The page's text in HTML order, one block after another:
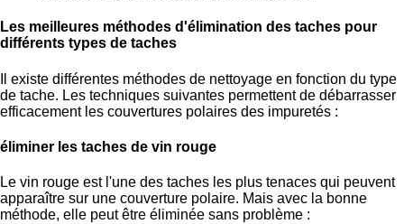
Les meilleures méthodes d'élimination des taches pour
différents types de taches
Il existe différentes méthodes de nettoyage en fonction du type
de tache. Les techniques suivantes permettent de débarrasser
efficacement les couvertures polaires des impuretés :
éliminer les taches de vin rouge
Le vin rouge est l'une des taches les plus tenaces qui peuvent
apparaître sur une couverture polaire. Mais avec la bonne
méthode, elle peut être éliminée sans problème :